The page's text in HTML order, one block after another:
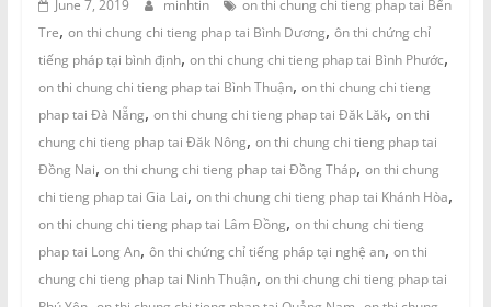
June 7, 2019 minhtin
on thi chung chi tieng phap tai Bến
Tre, on thi chung chi tieng phap tai Bình Dương, ôn thi chứng chỉ
tiếng pháp tại bình định, on thi chung chi tieng phap tai Bình Phước,
on thi chung chi tieng phap tai Bình Thuận, on thi chung chi tieng
phap tai Đà Nẵng, on thi chung chi tieng phap tai Đăk Lăk, on thi
chung chi tieng phap tai Đăk Nông, on thi chung chi tieng phap tai
Đồng Nai, on thi chung chi tieng phap tai Đồng Tháp, on thi chung
chi tieng phap tai Gia Lai, on thi chung chi tieng phap tai Khánh Hòa,
on thi chung chi tieng phap tai Lâm Đồng, on thi chung chi tieng
phap tai Long An, ôn thi chứng chỉ tiếng pháp tại nghệ an, on thi
chung chi tieng phap tai Ninh Thuận, on thi chung chi tieng phap tai